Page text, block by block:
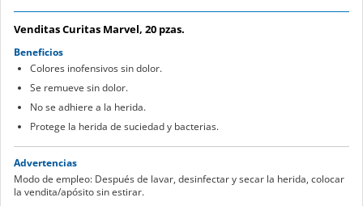
Venditas Curitas Marvel, 20 pzas.
Beneficios
Colores inofensivos sin dolor.
Se remueve sin dolor.
No se adhiere a la herida.
Protege la herida de suciedad y bacterias.
Advertencias
Modo de empleo: Después de lavar, desinfectar y secar la herida, colocar
la vendita/apósito sin estirar.